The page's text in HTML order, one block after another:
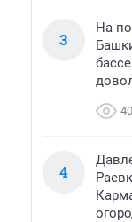
3
На
4